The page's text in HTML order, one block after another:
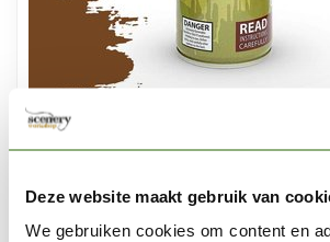
Deze website maakt gebruik van
We gebruiken cookies om content en
THE ARMY PAINTER
Leather Brown - Colour Primer -
€12,69
Niet op voorraad